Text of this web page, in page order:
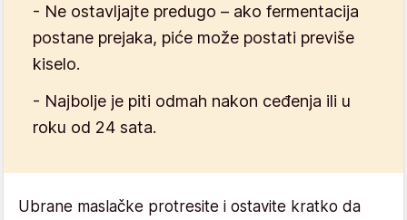
- Ne ostavljajte predugo – ako fermentacija
postane prejaka, piće može postati previše
kiselo.
- Najbolje je piti odmah nakon ceđenja ili u
roku od 24 sata.
Ubrane maslačke protresite i ostavite kratko da